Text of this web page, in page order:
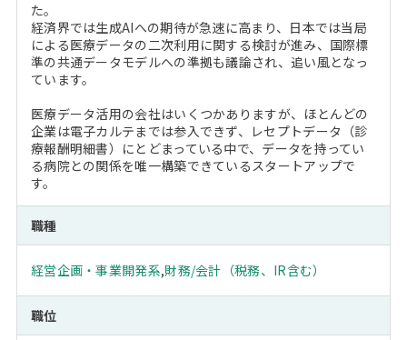
た。
経済界では生成AIへの期待が急速に高まり、日本では当局
による医療データの二次利用に関する検討が進み、国際標
準の共通データモデルへの準拠も議論され、追い風となっ
ています。
医療データ活用の会社はいくつかありますが、ほとんどの
企業は電子カルテまでは参入できず、レセプトデータ（診
療報酬明細書）にとどまっている中で、データを持ってい
る病院との関係を唯一構築できているスタートアップで
す。
職種
経営企画・事業開発系,財務/会計（税務、IR含む）
職位